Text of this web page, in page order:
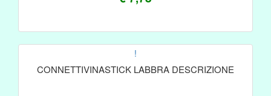
!
CONNETTIVINASTICK LABBRA DESCRIZIONE